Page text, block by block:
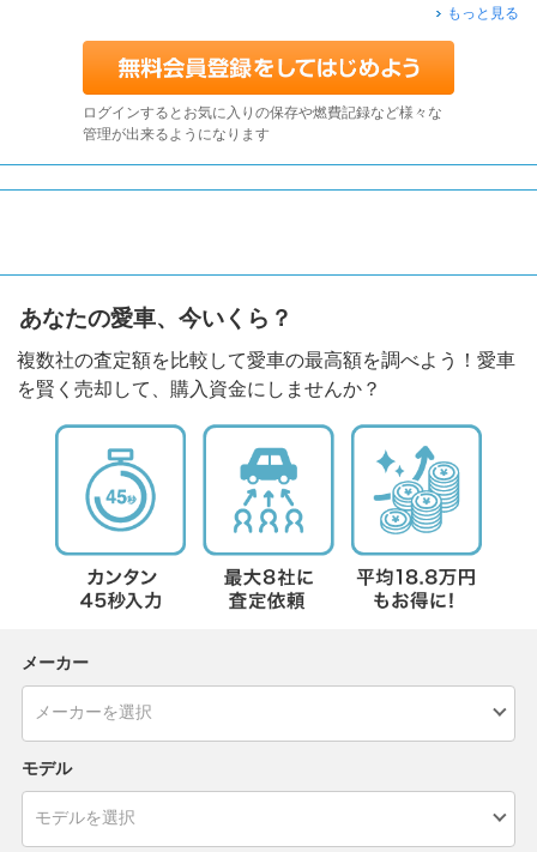
もっと見る
ログインするとお気に入りの保存や燃費記録など様々な
管理が出来るようになります
あなたの愛車、今いくら？
複数社の査定額を比較して愛車の最高額を調べよう！愛車
を賢く売却して、購入資金にしませんか？
メーカー
モデル